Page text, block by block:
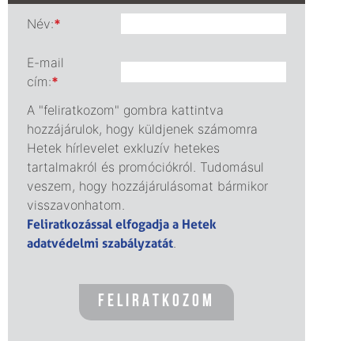
Név:*
E-mail
cím:*
A "feliratkozom" gombra kattintva
hozzájárulok, hogy küldjenek számomra
Hetek hírlevelet exkluzív hetekes
tartalmakról és promóciókról. Tudomásul
veszem, hogy hozzájárulásomat bármikor
visszavonhatom.
Feliratkozással elfogadja a Hetek
adatvédelmi szabályzatát